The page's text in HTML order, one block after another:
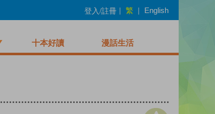
登入/註冊 | 繁 | English
十本好讀 漫話生活